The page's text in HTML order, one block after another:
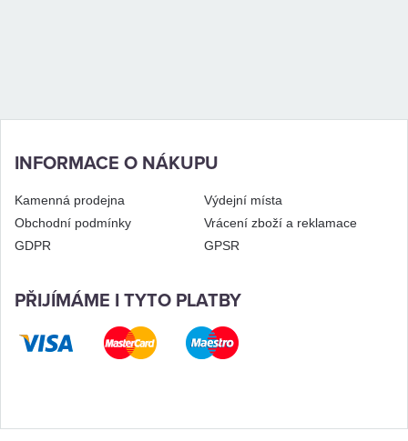
INFORMACE O NÁKUPU
Kamenná prodejna
Výdejní místa
Obchodní podmínky
Vrácení zboží a reklamace
GDPR
GPSR
PŘIJÍMÁME I TYTO PLATBY